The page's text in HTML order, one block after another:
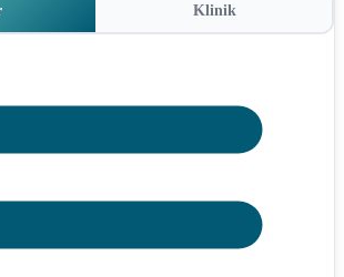
Klinik